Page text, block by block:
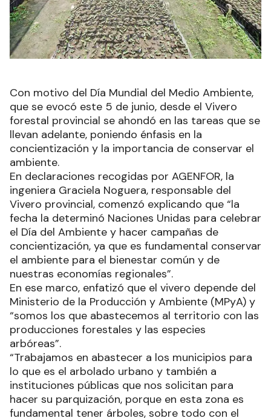
Con motivo del Día Mundial del Medio Ambiente,
que se evocó este 5 de junio, desde el Vivero
forestal provincial se ahondó en las tareas que se
llevan adelante, poniendo énfasis en la
concientización y la importancia de conservar el
ambiente.
En declaraciones recogidas por AGENFOR, la
ingeniera Graciela Noguera, responsable del
Vivero provincial, comenzó explicando que “la
fecha la determinó Naciones Unidas para celebrar
el Día del Ambiente y hacer campañas de
concientización, ya que es fundamental conservar
el ambiente para el bienestar común y de
nuestras economías regionales”.
En ese marco, enfatizó que el vivero depende del
Ministerio de la Producción y Ambiente (MPyA) y
“somos los que abastecemos al territorio con las
producciones forestales y las especies
arbóreas”.
“Trabajamos en abastecer a los municipios para
lo que es el arbolado urbano y también a
instituciones públicas que nos solicitan para
hacer su parquización, porque en esta zona es
fundamental tener árboles, sobre todo con el